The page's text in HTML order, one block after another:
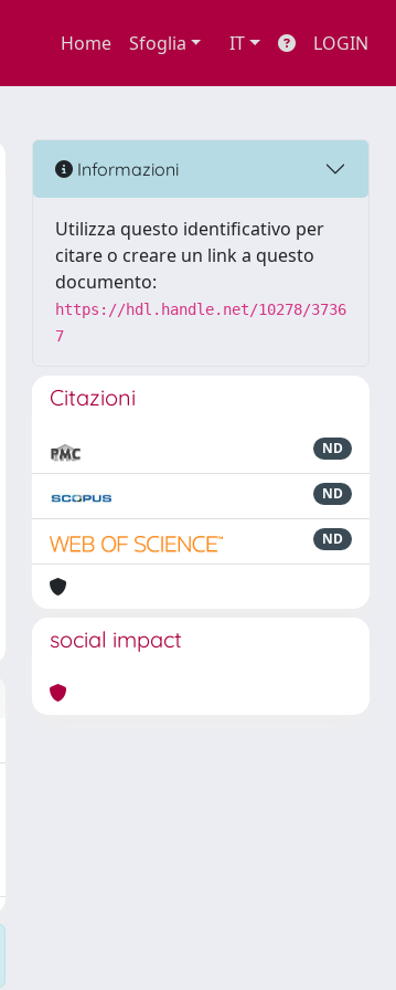
Home Sfoglia IT LOGIN
Informazioni
Utilizza questo identificativo per
citare o creare un link a questo
documento:
https://hdl.handle.net/10278/3736
7
Citazioni
ND
ND
ND
social impact